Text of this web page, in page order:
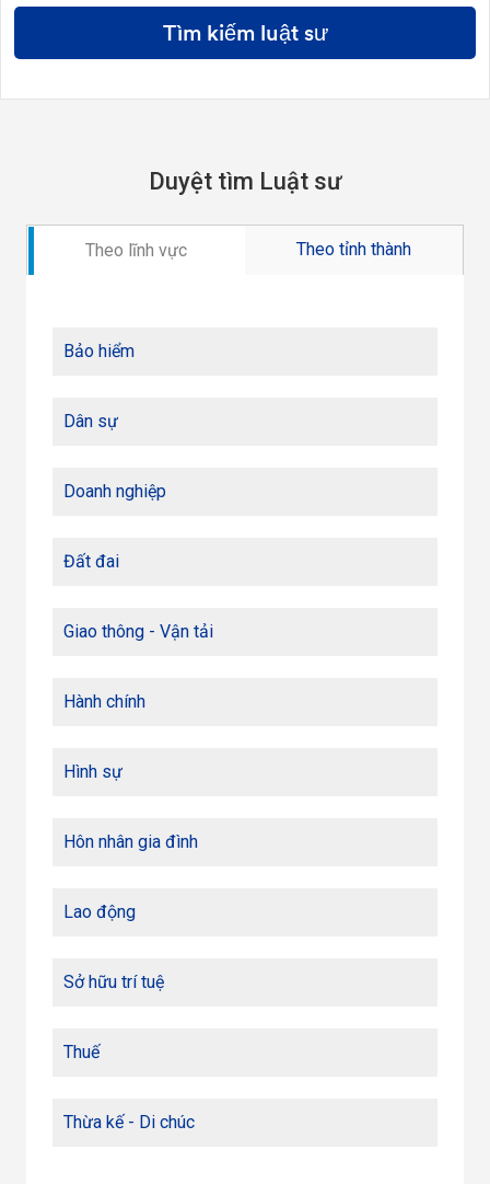
Tìm kiếm luật sư
Duyệt tìm Luật sư
Theo lĩnh vực Theo tỉnh thành
Bảo hiểm
Dân sự
Doanh nghiệp
Đất đai
Giao thông - Vận tải
Hành chính
Hình sự
Hôn nhân gia đình
Lao động
Sở hữu trí tuệ
Thuế
Thừa kế - Di chúc